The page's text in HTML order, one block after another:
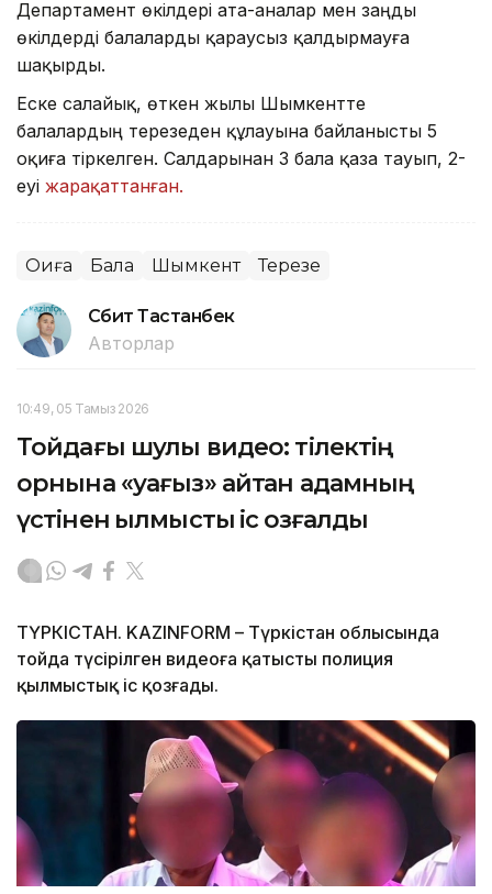
Департамент өкілдері ата-аналар мен заңды
өкілдерді балаларды қараусыз қалдырмауға
шақырды.
Еске салайық, өткен жылы Шымкентте
балалардың терезеден құлауына байланысты 5
оқиға тіркелген. Салдарынан 3 бала қаза тауып, 2-
еуі жарақаттанған.
Оқиға Бала Шымкент Терезе
Сәбит Тастанбек
Авторлар
10:49, 05 Тамыз 2026
Тойдағы шулы видео: тілектің
орнына «уағыз» айтқан адамның
үстінен қылмыстық іс қозғалды
ТҮРКІСТАН. KAZINFORM – Түркістан облысында
тойда түсірілген видеоға қатысты полиция
қылмыстық іс қозғады.